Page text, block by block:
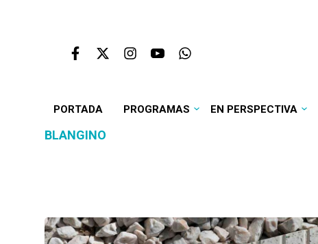
PORTADA PROGRAMAS EN PERSPECTIVA
BLANGINO